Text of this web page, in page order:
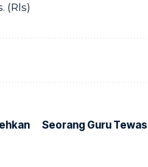
(Rls)
Seorang Guru